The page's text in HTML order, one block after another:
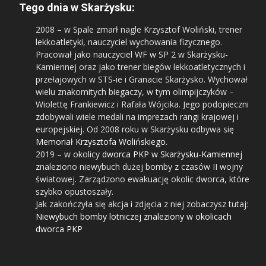
Tego dnia w Skarżysku:
2008 – w Spale zmarł nagle Krzysztof Woliński, trener
lekkoatletyki, nauczyciel wychowania fizycznego.
Pracował jako nauczyciel WF w SP 2 w Skarżysku-
Kamiennej oraz jako trener biegów lekkoatletycznych i
przełajowych w STS-ie i Granacie Skarżysko. Wychował
wielu znakomitych biegaczy, w tym olimpijczyków –
Wiolettę Frankiewicz i Rafała Wójcika. Jego podopieczni
zdobywali wiele medali na imprezach rangi krajowej i
europejskiej. Od 2008 roku w Skarżysku odbywa się
Memoriał Krzysztofa Wolińskiego.
2019 – w okolicy dworca PKP w Skarżysku-Kamiennej
znaleziono niewybuch dużej bomby z czasów II wojny
światowej. Zarządzono ewakuację okolic dworca, które
szybko opustoszały.
Jak zakończyła się akcja i zdjęcia z niej zobaczysz tutaj:
Niewybuch bomby lotniczej znaleziony w okolicach
dworca PKP